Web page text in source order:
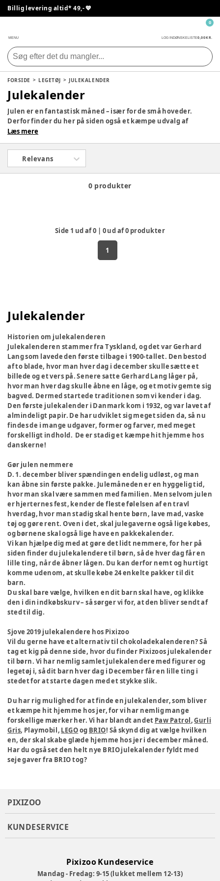
Billig levering altid* 49,- 💙
MENU LOG INDØNSKELISTE0,00 KR.
0
FORSIDE LEGETØJ JULEKALENDER
Julekalender
Julen er en fantastisk måned – især for de små hoveder.
Derfor finder du her på siden også et kæmpe udvalg af
julekalendere, så dit barn kan få en lille gave hver dag i
om der ikke er en, som vil falde i god jord hjemme hos jer.
Læs mere
Relevans
0 produkter
Side 1 ud af0 | 0ud af0 produkter
1
Julekalender
Historien om julekalenderen
Julekalenderen stammer fra Tyskland, og det var Gerhard
Lang som lavede den første tilbage i 1900-tallet. Den bestod
af to blade, hvor man hver dag i december skulle sætte et
billede og et vers på. Senere satte Gerhard Lang låger på,
hvor man hver dag skulle åbne en låge, og et motiv gemte sig
bagved. Dermed startede traditionen som vi kender i dag.
Den første julekalender i Danmark kom i 1932, og var lavet af
almindeligt papir. De har udviklet sig meget siden da, så nu
findes de i mange udgaver, former og farver, med meget
forskelligt indhold. De er stadig et kæmpe hit hjemme hos
danskerne!
Gør julen nemmere
D. 1. december bliver spændingen endelig udløst, og man
kan åbne sin første pakke. Julemåneden er en hyggelig tid,
hvor man skal være sammen med familien. Men selvom julen
er hjerternes fest, kender de fleste følelsen af en travl
hverdag, hvor man stadig skal hente børn, lave mad, vaske
tøj og gøre rent. Oven i det, skal julegaverne også lige købes,
og børnene skal også lige have en pakkekalender.
Vi kan hjælpe dig med at gøre det lidt nemmere, for her på
siden finder du julekalendere til børn, så de hver dag får en
lille ting, når de åbner lågen. Du kan derfor nemt og hurtigt
komme udenom, at skulle købe 24 enkelte pakker til dit
barn.
Du skal bare vælge, hvilken en dit barn skal have, og klikke
den i din indkøbskurv – så sørger vi for, at den bliver sendt af
sted til dig.
Sjove 2019 julekalendere hos Pixizoo
Vil du gerne have et alternativ til chokoladekalenderen? Så
tag et kig på denne side, hvor du finder Pixizoos julekalender
til børn. Vi har nemlig samlet julekalendere med figurer og
legetøj i, så dit barn hver dag i December får en lille ting i
stedet for at starte dagen med et stykke slik.
Du har rig mulighed for at finde en julekalender, som bliver
et kæmpe hit hjemme hos jer, for vi har nemlig mange
forskellige mærker her. Vi har blandt andet Paw Patrol,Gurli
Gris, Playmobil, LEGOog BRIO! Så skynd dig at vælge hvilken
en, der skal skabe glæde hjemme hos jer i december måned.
Har du også set den helt nye BRIO julekalender fyldt med
seje gaver fra BRIO tog?
PIXIZOO
KUNDESERVICE
Pixizoo Kundeservice
Mandag - Fredag: 9-15 (lukket mellem 12-13)